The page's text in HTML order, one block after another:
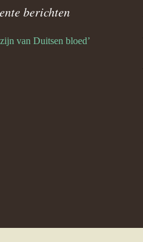
berichten
van Duitsen bloed’